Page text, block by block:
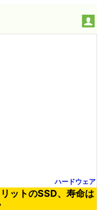
ハードウェア
ットのSSD、寿命は